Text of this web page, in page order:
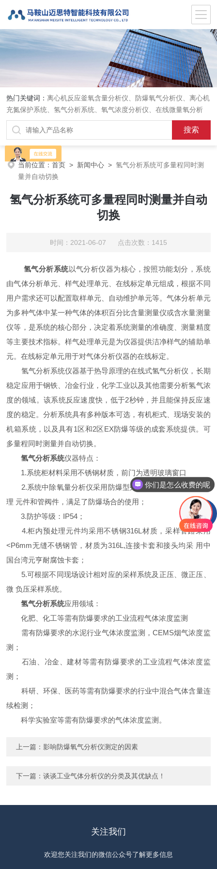
热门关键词：离心机反应釜氧含量分析仪、防爆氧气分析仪、离心机
充氮保护系统、氢气分析系统、氧气浓度分析仪、在线微量氧分析
仪、气体在线分析、在线氧含量分析仪、氧气氮气分析仪、
当前位置：首页 > 新闻中心 >氢气分析系统可多量程同时测
量并自动切换
氢气分析系统可多量程同时测量并自动
切换
时间：2021-06-07 点击次数：1415
氢气分析系统以气分析仪器为核心，按照功能划分，系统
由气体分析单元、样气处理单元、在线标定单元组成，根据不同
用户需求还可以配置取样单元、自动维护单元等。气体分析单元
为多种气体中某一种气体的体积百分比含量测量仪或含水量测量
仪等，是系统的核心部分，决定着系统测量的准确度、测量精度
等主要技术指标。样气处理单元是为仪器提供洁净样气的辅助单
元。在线标定单元用于对气体分析仪器的在线标定。
氢气分析系统仪器基于热导原理的在线式氢气分析仪，长期
稳定应用于钢铁、冶金行业，化学工业以及其他需要分析氢气浓
度的领域。该系统反应速度快，低于2秒钟，并且能保持反应速
度的稳定。分析系统具有多种版本可选，有机柜式、现场安装的
机箱系统，以及具有1区和2区EX防爆等级的成套系统提供。可
多量程同时测量并自动切换。
氢气分析系统仪器特点：
1.系统柜材料采用不锈钢材质，前门为透明玻璃窗口
2.系统中除氧量分析仪采用防爆型外壳设计，器件均为预处
理 元件和管阀件，满足了防爆场合的使用；
3.防护等级：IP54；
4.柜内预处理元件均采用不锈钢316L材质，采样管路采用
<P6mm无缝不锈钢管，材质为316L,连接卡套和接头均采 用中
国台湾元亨耐腐蚀卡套；
5.可根据不同现场设计相对应的采样系统及正压、微正压、
微 负压采样系统。
氢气分析系统应用领域：
化肥、化工等需有防爆要求的工业流程气体浓度监测
需有防爆要求的水泥行业气体浓度监测，CEMS烟气浓度监
测；
石油、冶金、建材等需有防爆要求的工业流程气体浓度监
测；
科研、环保、医药等需有防爆要求的行业中混合气体含量连
续检测；
科学实验室等需有防爆要求的气体浓度监测。
上一篇：影响防爆氧气分析仪测定的因素
下一篇：谈谈工业气体分析仪的分类及其优缺点！
关注我们
欢迎您关注我们的微信公众号了解更多信息
你们是怎么收费的呢